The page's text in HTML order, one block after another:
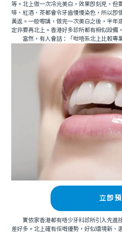
等。北上做一次冷光美白，效果即刻見，但
啡、紅酒、茶都會令牙齒慢慢染色，所以即
黃返。一般嚟講，做完一次美白之後，半年
定非要再北上。香港好多診所都有相似設備
當然，有人會話：「咁唔系北上比較專
立即
實依家香港都有唔少牙科診所引入先進
差好多。北上確有佢嘅優勢，好似環境新、